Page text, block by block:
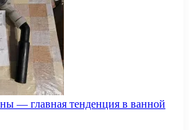
— главная тенденция в ванной